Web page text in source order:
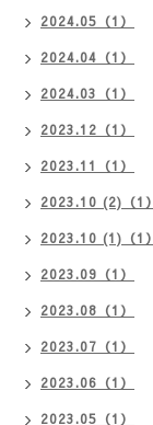
2024.05（1）
2024.04（1）
2024.03（1）
2023.12（1）
2023.11（1）
2023.10 (2)（1）
2023.10 (1)（1）
2023.09（1）
2023.08（1）
2023.07（1）
2023.06（1）
2023.05（1）